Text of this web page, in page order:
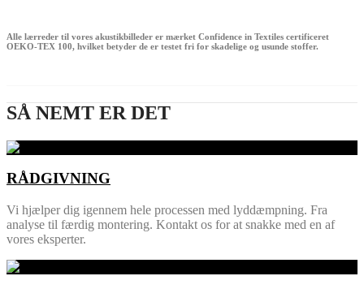
Alle lærreder til vores akustikbilleder er mærket Confidence in Textiles certificeret
OEKO-TEX 100, hvilket betyder de er testet fri for skadelige og usunde stoffer.
SÅ NEMT ER DET
RÅDGIVNING
Vi hjælper dig igennem hele processen med lyddæmpning. Fra
analyse til færdig montering. Kontakt os for at snakke med en af
vores eksperter.